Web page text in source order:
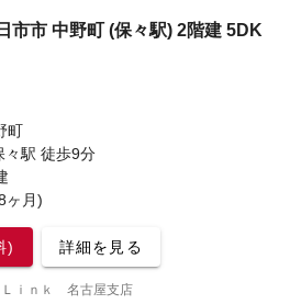
市市 中野町 (保々駅) 2階建 5DK
町
々駅 徒歩9分
ヶ月)
) 詳細を見る
Ｌｉｎｋ 名古屋支店